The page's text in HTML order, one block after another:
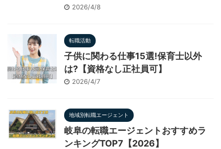
2026/4/8
転職活動
子供に関わる仕事15選!保育士以外
は?【資格なし正社員可】
2026/4/7
地域別転職エージェント
岐阜の転職エージェントおすすめラ
ンキングTOP7【2026】